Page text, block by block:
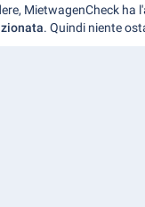
MietwagenCheck
. Quindi niente